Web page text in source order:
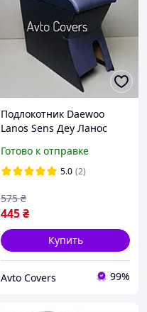
Подлокотник Daewoo
Lanos Sens Деу Ланос
Готово к отправке
5.0 (2)
445₴
575 ₴
Купить
Avto Covers 99%